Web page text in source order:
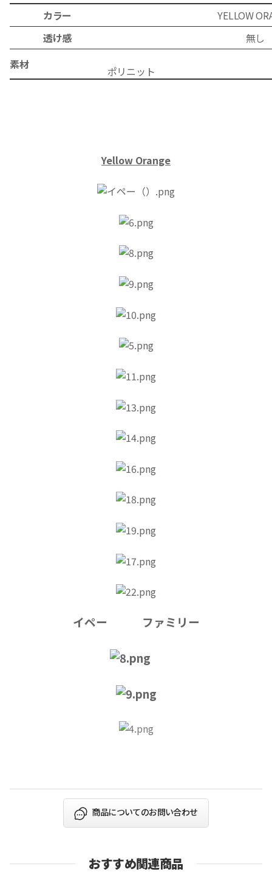
カラー
YELLOW
透け感
無し
素材
ポリ
Yellow Orange
イペー ファミリー
商品についてのお問い合わせ
おすすめ関連商品